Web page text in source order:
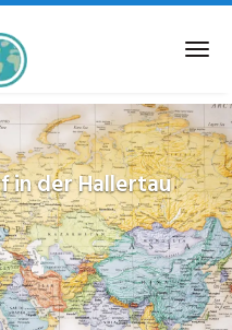
in der Hallertau